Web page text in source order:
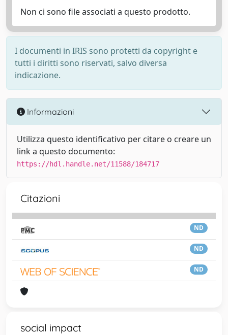
Non ci sono file associati a questo prodotto.
I documenti in IRIS sono protetti da copyright e
tutti i diritti sono riservati, salvo diversa
indicazione.
Informazioni
Utilizza questo identificativo per citare o creare un
link a questo documento:
https://hdl.handle.net/11588/184717
Citazioni
ND
ND
ND
social impact